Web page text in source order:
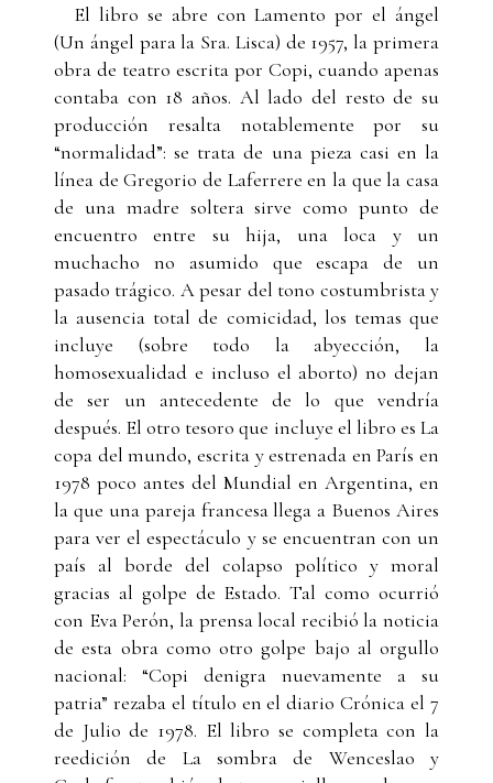
El libro se abre con Lamento por el ángel
(Un ángel para la Sra. Lisca) de 1957, la primera
obra de teatro escrita por Copi, cuando apenas
contaba con 18 años. Al lado del resto de su
producción resalta notablemente por su
“normalidad”: se trata de una pieza casi en la
línea de Gregorio de Laferrere en la que la casa
de una madre soltera sirve como punto de
encuentro entre su hija, una loca y un
muchacho no asumido que escapa de un
pasado trágico. A pesar del tono costumbrista y
la ausencia total de comicidad, los temas que
incluye (sobre todo la abyección, la
homosexualidad e incluso el aborto) no dejan
de ser un antecedente de lo que vendría
después. El otro tesoro que incluye el libro es La
copa del mundo, escrita y estrenada en París en
1978 poco antes del Mundial en Argentina, en
la que una pareja francesa llega a Buenos Aires
para ver el espectáculo y se encuentran con un
país al borde del colapso político y moral
gracias al golpe de Estado. Tal como ocurrió
con Eva Perón, la prensa local recibió la noticia
de esta obra como otro golpe bajo al orgullo
nacional: “Copi denigra nuevamente a su
patria” rezaba el título en el diario Crónica el 7
de Julio de 1978. El libro se completa con la
reedición de La sombra de Wenceslao y